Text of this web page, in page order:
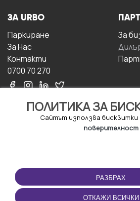
ПОЛИТИКА ЗА
Сайтът използва бисквитки
поверителност
РАЗБРАХ
ОТКАЖИ ВСИЧКИ
ЗА URBO
Паркиране
За Hас
Контакти
0700 70 270
За
ПОЛЗВАНЕ
Правила и условия за
ползване